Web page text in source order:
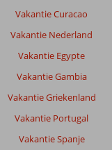
Vakantie Curacao
Vakantie Nederland
Vakantie Egypte
Vakantie Gambia
Vakantie Griekenland
Vakantie Portugal
Vakantie Spanje